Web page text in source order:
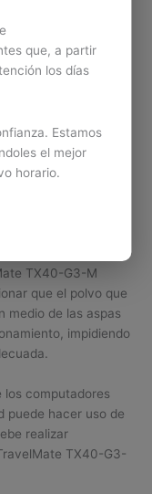
Contamos con
Acer
ventilador de un
tomar a la ligera. Si
necesaria para
de realizarla, ya que
Acer
TX40-G3-M.
intentan limpiar
TX40-G3-M
que el polvo que
medio de las aspas
impidiendo
los computadores
puede hacer uso de
realizar
TX40-G3-
que, a partir
los días
Estamos
el mejor
horario.